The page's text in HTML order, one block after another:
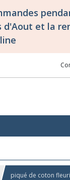
et la
piqué de coton